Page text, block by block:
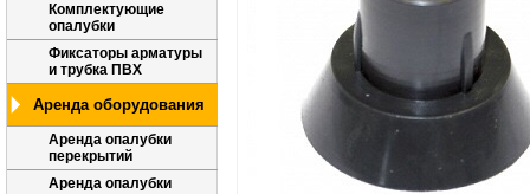
Комплектующие
опалубки
Фиксаторы арматуры
и трубка ПВХ
Аренда оборудования
Аренда опалубки
перекрытий
Аренда опалубки